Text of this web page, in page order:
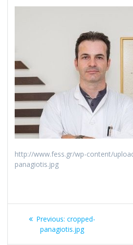
http://www.fess.gr/wp-content/
panagiotis.jpg
Post
navigation
Previous: Previous
post:
cropped-
panagiotis.jpg